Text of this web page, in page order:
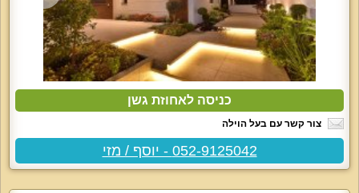
כניסה לאחוזת גשן
צור קשר עם בעל הוילה
052-9125042 - יוסף / מזי